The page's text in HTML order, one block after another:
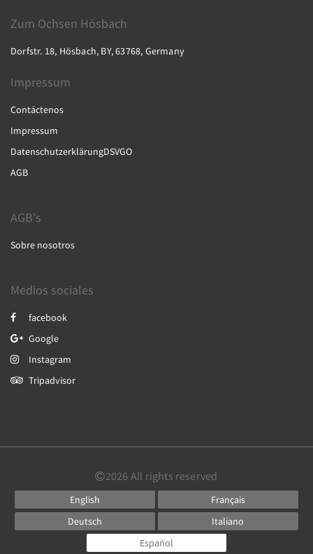
Zum Ochsen Hösbach
Dorfstr. 18, Hösbach, BY, 63768, Germany
Impressum
Contáctenos
Impressum
DatenschutzerklärungDSVGO
AGB
AGB's
Sobre nosotros
Medios sociales
facebook
Google
Instagram
Tripadvisor
2026 All rights reserved
English
Français
Deutsch
Italiano
Español